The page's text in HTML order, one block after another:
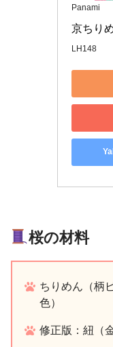
Panami
京ちり
LH148
桜の材料
ちりめん（柄
色）
修正版：紐（